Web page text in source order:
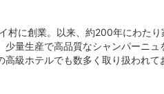
に創業。以来、約200年にわた
量生産で高品質なシャンパーニ
級ホテルでも数多く取り扱われ